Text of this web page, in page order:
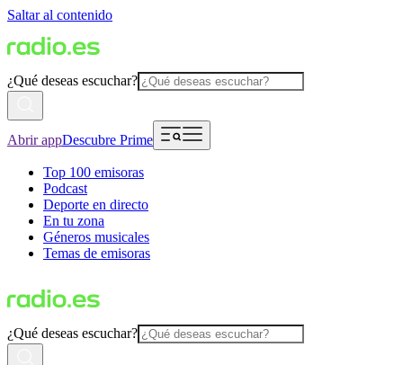
Saltar al contenido
¿Qué deseas escuchar?
Abrir appDescubre Prime
Top 100 emisoras
Podcast
Deporte en directo
En tu zona
Géneros musicales
Temas de emisoras
¿Qué deseas escuchar?